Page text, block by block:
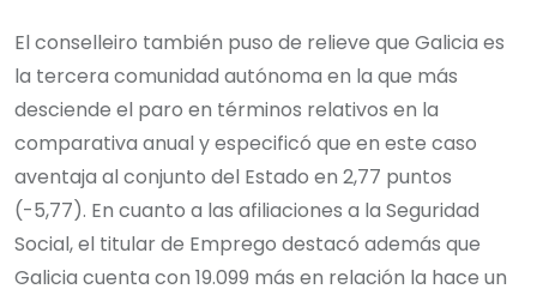
El conselleiro también puso de relieve que Galicia es
la tercera comunidad autónoma en la que más
desciende el paro en términos relativos en la
comparativa anual y especificó que en este caso
aventaja al conjunto del Estado en 2,77 puntos
(-5,77). En cuanto a las afiliaciones a la Seguridad
Social, el titular de Emprego destacó además que
Galicia cuenta con 19.099 más en relación la hace un